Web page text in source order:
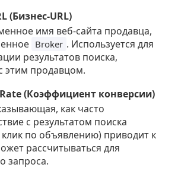
(Бизнес-URL)
имя веб-сайта продавца,
Broker . Используется для
результатов поиска,
этим продавцом.
(Коэффициент конверсии)
как часто
с результатом поиска
по объявлению) приводит к
рассчитываться для
запроса.